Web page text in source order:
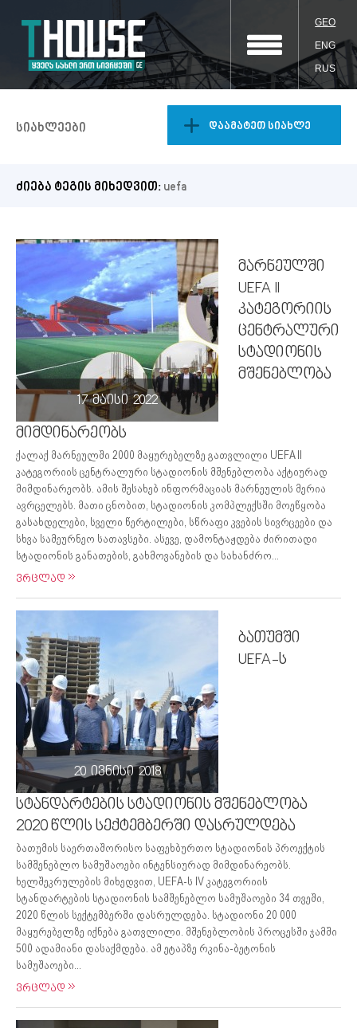
GEO
ENG
RUS
სიახლეები დაამატეთ სიახლე
ძიება ტეგის მიხედვით: uefa
17 მაისი 2022
მარნეულში
UEFA II
კატეგორიის
ცენტრალური
სტადიონის
მშენებლობა
მიმდინარეობს
ქალაქ მარნეულში 2000 მაყურებელზე გათვლილი UEFA II
კატეგორიის ცენტრალური სტადიონის მშენებლობა აქტიურად
მიმდინარეობს. ამის შესახებ ინფორმაციას მარნეულის მერია
ავრცელებს. მათი ცნობით, სტადიონის კომპლექსში მოეწყობა
გასახდელები, სველი წერტილები, სწრაფი კვების სივრცეები და
სხვა სამეურნეო სათავსები. ასევე, დამონტაჟდება ძირითადი
სტადიონის განათების, გახმოვანების და სახანძრო...
ვრცლად
20 ივნისი 2018
ბათუმში
UEFA-ს
სტანდარტების სტადიონის მშენებლობა
2020 წლის სექტემბერში დასრულდება
ბათუმის საერთაშორისო საფეხბურთო სტადიონის პროექტის
სამშენებლო სამუშაოები ინტენსიურად მიმდინარეობს.
ხელშეკრულების მიხედვით, UEFA-ს IV კატეგორიის
სტანდარტების სტადიონის სამშენებლო სამუშაოები 34 თვეში,
2020 წლის სექტემბერში დასრულდება. სტადიონი 20 000
მაყურებელზე იქნება გათვლილი. მშენებლობის პროცესში ჯამში
500 ადამიანი დასაქმდება. ამ ეტაპზე რკინა-ბეტონის
სამუშაოები...
ვრცლად